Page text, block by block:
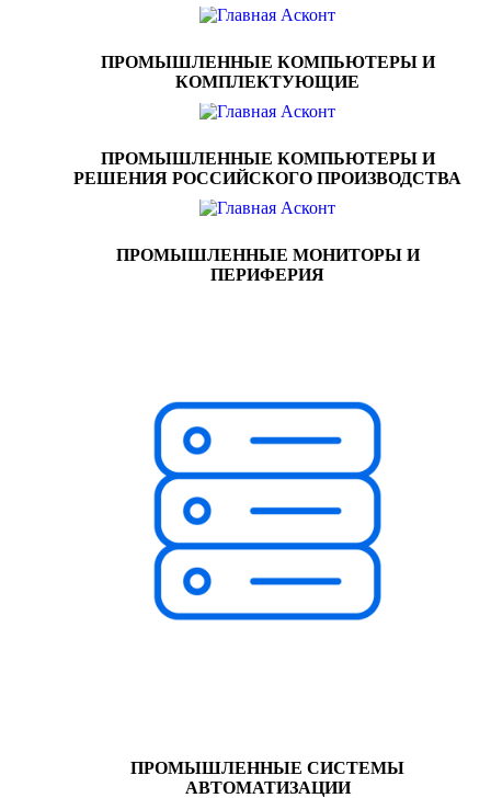
ПРОМЫШЛЕННЫЕ КОМПЬЮТЕРЫ И
КОМПЛЕКТУЮЩИЕ
ПРОМЫШЛЕННЫЕ КОМПЬЮТЕРЫ И
РЕШЕНИЯ РОССИЙСКОГО ПРОИЗВОДСТВА
ПРОМЫШЛЕННЫЕ МОНИТОРЫ И
ПЕРИФЕРИЯ
ПРОМЫШЛЕННЫЕ СИСТЕМЫ
АВТОМАТИЗАЦИИ